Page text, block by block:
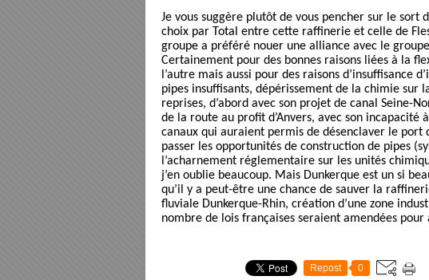
Je vous suggère plutôt de vous pencher sur le
choix par Total entre cette raffinerie et celle de
groupe a préféré nouer une alliance avec le
Certainement pour des bonnes raisons liées à la
l’autre mais aussi pour des raisons d’insuffisance
pipes insuffisants, dépérissement de la chimie sur
reprises, d’abord avec son projet de canal Seine-
de la route au profit d’Anvers, avec son incapacité
canaux qui auraient permis de désenclaver le port
passer les opportunités de construction de pipes
l’acharnement réglementaire sur les unités
j’en oublie beaucoup. Mais Dunkerque est un si
qu’il y a peut-être une chance de sauver la
fluviale Dunkerque-Rhin, création d’une zone
nombre de lois françaises seraient amendées
Repost 0